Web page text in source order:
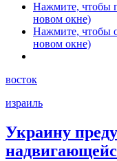
Нажмите, чтобы
новом окне)
Нажмите, чтобы
новом окне)
восток
израиль
Украину